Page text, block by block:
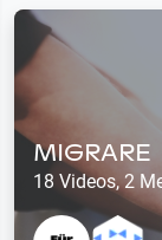
MIGRARE
18 Videos, 2